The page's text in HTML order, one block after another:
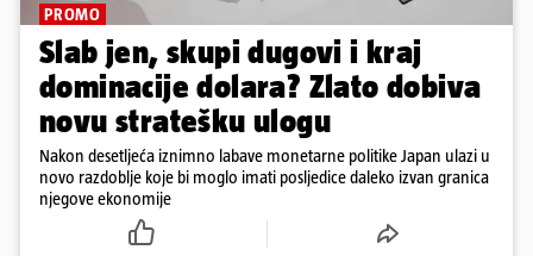
PROMO
Slab jen, skupi dugovi i kraj
dominacije dolara? Zlato dobiva
novu stratešku ulogu
Nakon desetljeća iznimno labave monetarne politike Japan ulazi u
novo razdoblje koje bi moglo imati posljedice daleko izvan granica
njegove ekonomije